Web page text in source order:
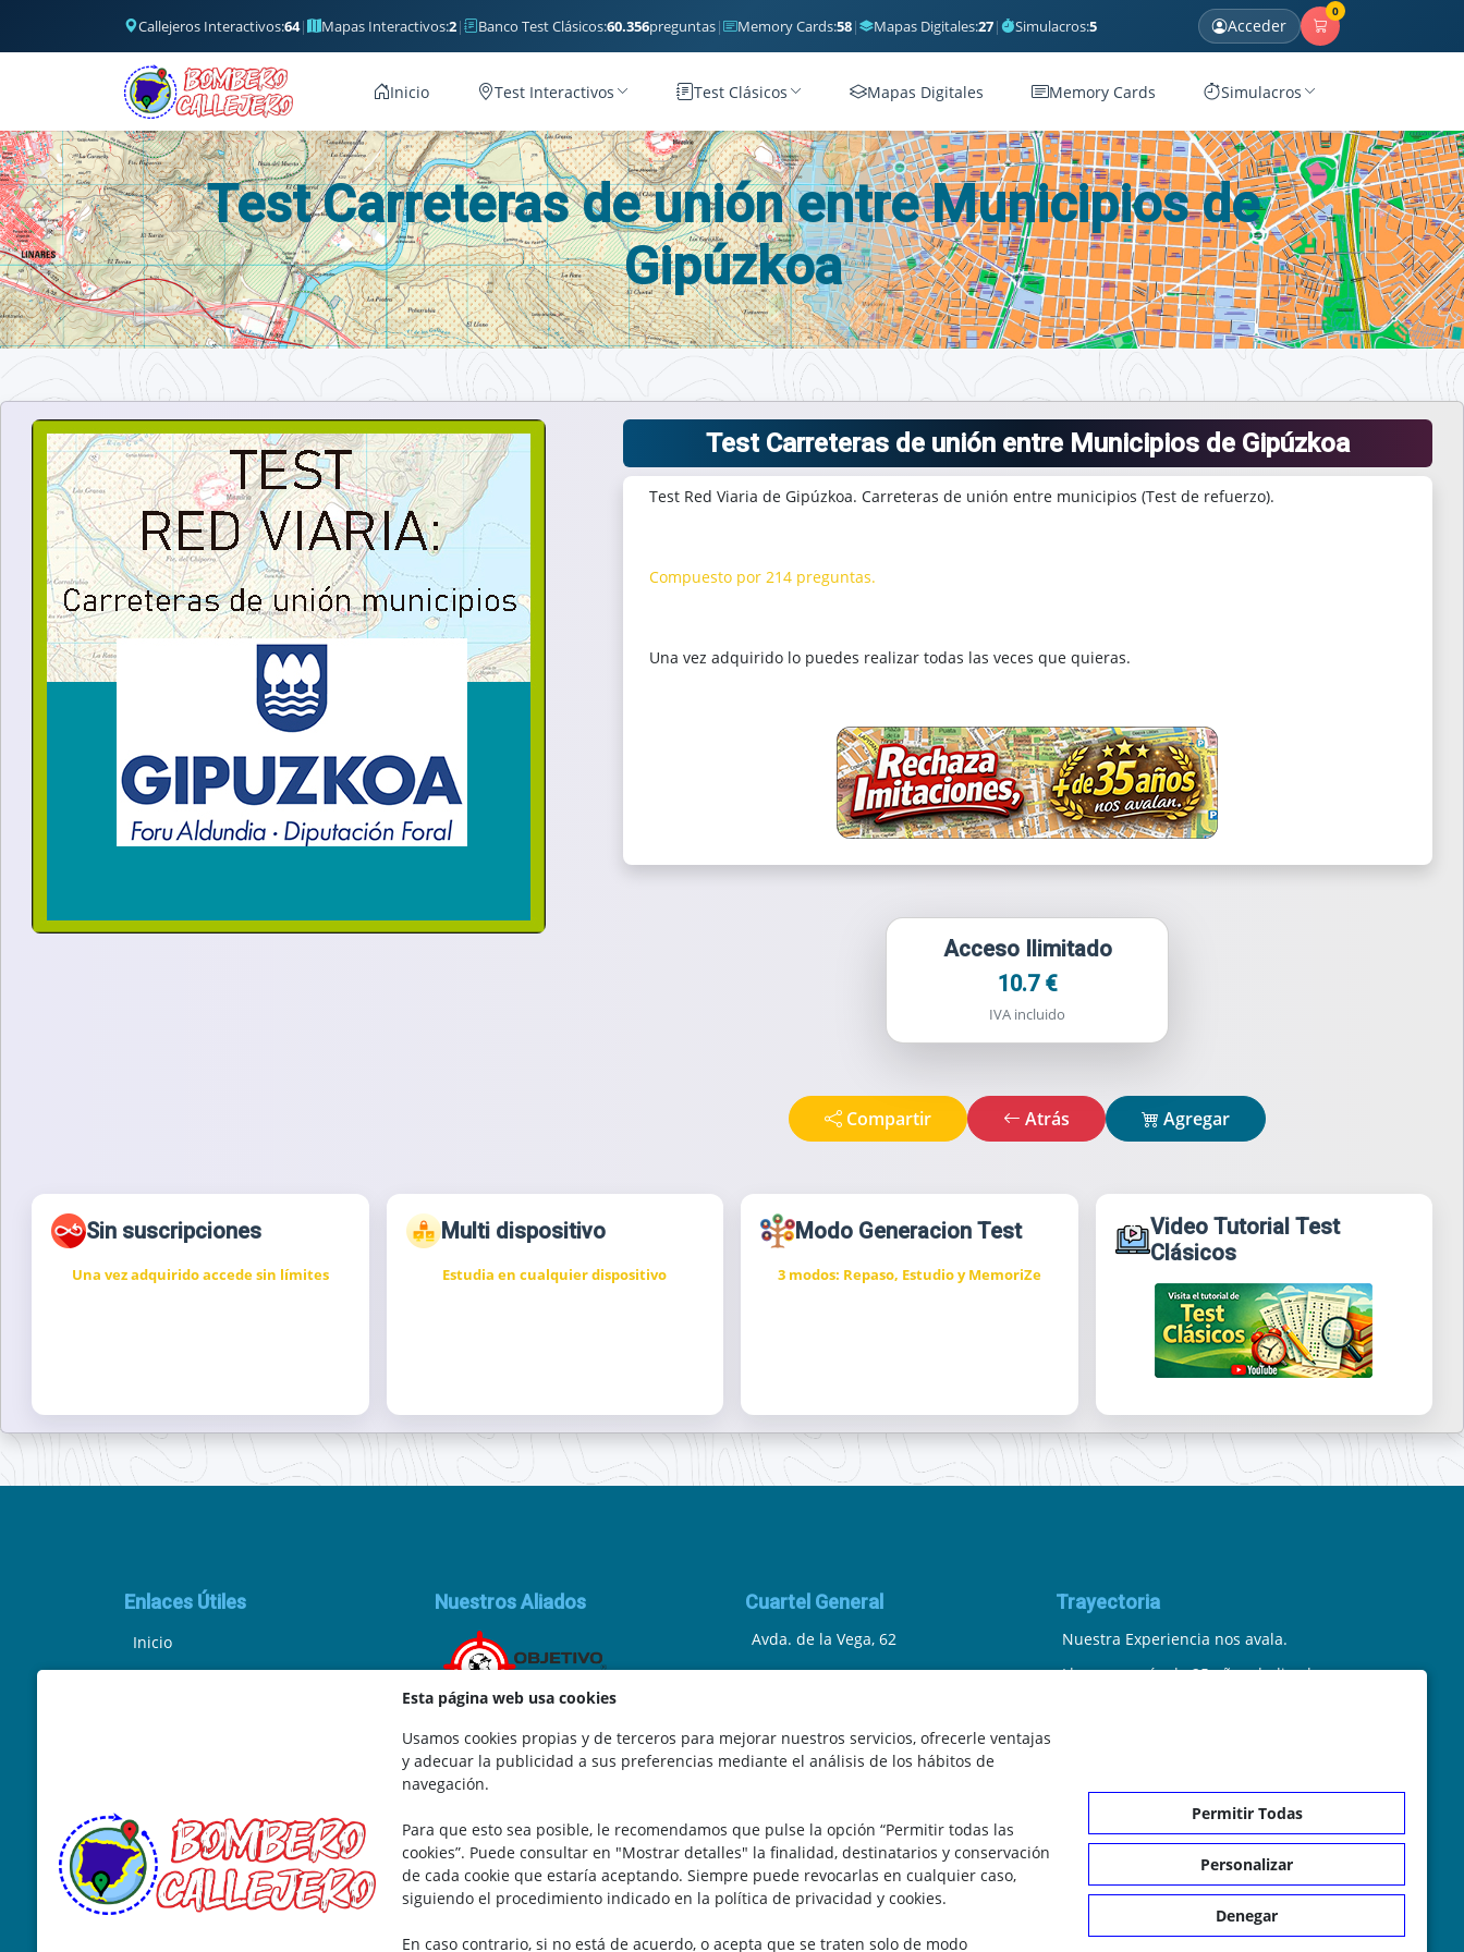
Callejeros Interactivos:64| Mapas Interactivos:2| Banco Test Clásicos:60.356preguntas| Memory Cards:58| Mapas Digitales:27| Simulacros:5 Acceder
0
Inicio Test Interactivos Test Clásicos Mapas Digitales Memory Cards Simulacros
Test Carreteras de unión entre Municipios de
Gipúzkoa
Test Carreteras de unión entre Municipios de Gipúzkoa
Test Red Viaria de Gipúzkoa. Carreteras de unión entre municipios (Test de refuerzo).
Compuesto por 214 preguntas.
Una vez adquirido lo puedes realizar todas las veces que quieras.
Acceso Ilimitado
10.7 €
IVA incluido
Compartir Atrás Agregar
Sin suscripciones
Una vez adquirido accede sin límites
Multi dispositivo
Estudia en cualquier dispositivo
Modo Generacion Test
3 modos: Repaso, Estudio y MemoriZe
Video Tutorial Test
Clásicos
Esta página web usa cookies
Usamos cookies propias y de terceros para mejorar nuestros servicios, ofrecerle ventajas
y adecuar la publicidad a sus preferencias mediante el análisis de los hábitos de
navegación.
Para que esto sea posible, le recomendamos que pulse la opción “Permitir todas las
cookies”. Puede consultar en "Mostrar detalles" la finalidad, destinatarios y conservación
de cada cookie que estaría aceptando. Siempre puede revocarlas en cualquier caso,
siguiendo el procedimiento indicado en la política de privacidad y cookies.
En caso contrario, si no está de acuerdo, o acepta que se traten solo de modo
Permitir Todas
Personalizar
Denegar
Enlaces Útiles
Inicio
Marketing y Soporte
Nuestros Aliados Cuartel General
Avda. de la Vega, 62
España
Email: bomberocallejero@gmail.com
Trayectoria
Nuestra Experiencia nos avala.
Llevamos más de 25 años dedicados
¡Rechaza Imitaciones!, equipo
humano y soporte real detrás de la
plataforma.